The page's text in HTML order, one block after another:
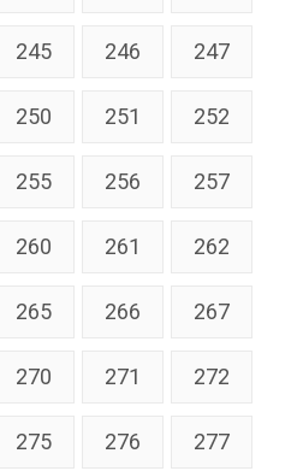
245 246 247
250 251 252
255 256 257
260 261 262
265 266 267
270 271 272
275 276 277